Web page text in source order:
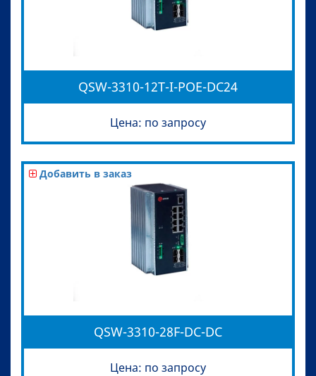
QSW-3310-12T-I-POE-DC24
Цена: по запросу
Добавить в заказ
QSW-3310-28F-DC-DC
Цена: по запросу